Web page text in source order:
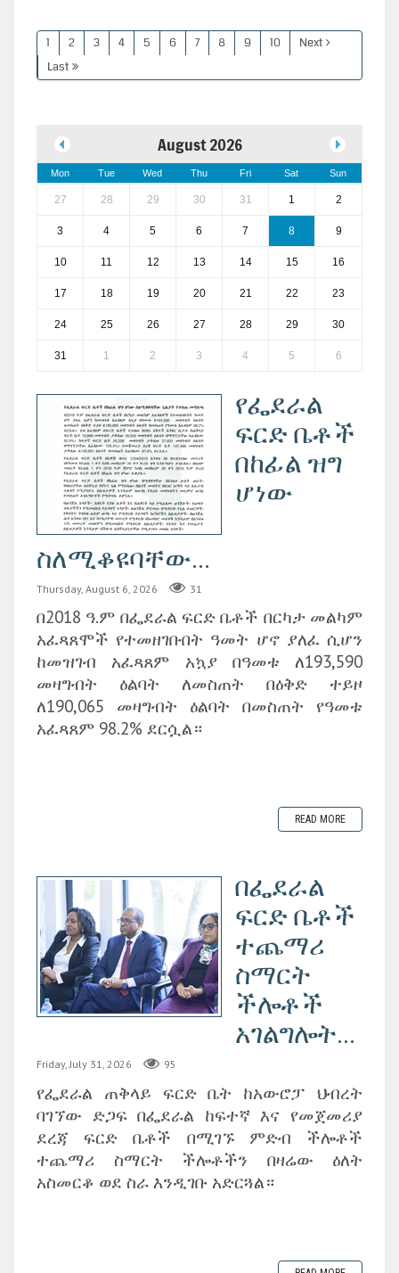
1 2 3 4 5 6 7 8 9 10
Next
Last
August 2026
Mon Tue Wed Thu Fri Sat Sun
27 28 29 30 31 1 2
3 4 5 6 7 8 9
10 11 12 13 14 15 16
17 18 19 20 21 22 23
24 25 26 27 28 29 30
31 1 2 3 4 5 6
የፌደራል
ፍርድ ቤቶች
በከፊል ዝግ
ሆነው
ስለሚቆዩባቸው...
Thursday, August 6, 2026 31
በ2018 ዓ.ም በፌደራል ፍርድ ቤቶች በርካታ መልካም
አፈጻጸሞች የተመዘገቡበት ዓመት ሆኖ ያለፈ ሲሆን
ከመዝገብ አፈጻጸም አኳያ በዓመቱ ለ193,590
መዛግብት ዕልባት ለመስጠት በዕቅድ ተይዞ
ለ190,065 መዛግብት ዕልባት በመስጠት የዓመቱ
አፈጻጸም 98.2% ደርሷል።
READ MORE
በፌደራል
ፍርድ ቤቶች
ተጨማሪ
ስማርት
ችሎቶች
አገልግሎት...
Friday, July 31, 2026 95
የፌደራል ጠቅላይ ፍርድ ቤት ከአውሮፓ ህብረት
ባገኘው ድጋፍ በፌደራል ከፍተኛ እና የመጀመሪያ
ደረጃ ፍርድ ቤቶች በሚገኙ ምድብ ችሎቶች
ተጨማሪ ስማርት ችሎቶችን በዛሬው ዕለት
አስመርቆ ወደ ስራ እንዲገቡ አድርጓል።